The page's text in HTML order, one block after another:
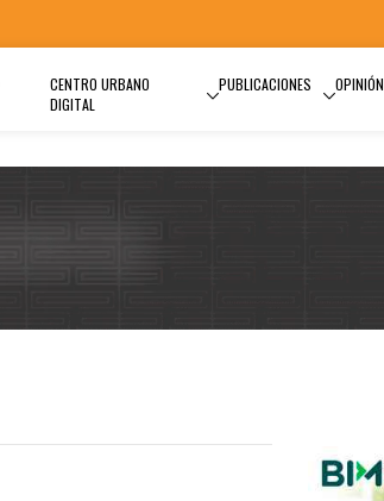
CENTRO URBANO
DIGITAL
PUBLICACIONES OPINIÓN
2024